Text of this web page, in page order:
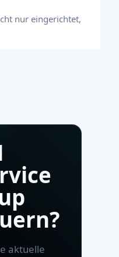
nur eingerichtet,
aktuelle